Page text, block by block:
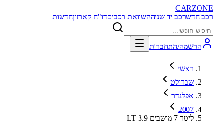
CARZONE
רכב חדשרכב יד שניההשוואת רכביםדו"ח קארזוןחדשות
הרשמה/התחברות
ראשי
שברולט
אפלנדר
2007
LT 3.9 ליטר 7 מושבים